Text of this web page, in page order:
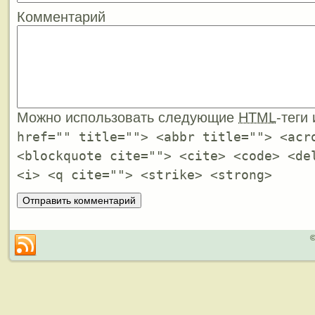
Комментарий
Можно использовать следующие HTML-
href="" title=""> <abbr title="">
<blockquote cite=""> <cite> <code>
<i> <q cite=""> <strike> <strong>